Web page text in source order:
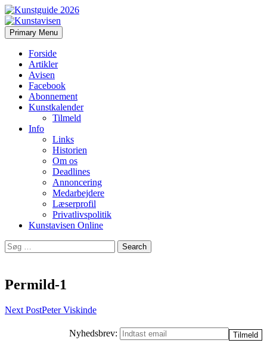
Kunstavisen
Search
Primary Menu Skip
to
Forside
Artikler
Avisen
Facebook
Abonnement
Kunstkalender
Tilmeld
Info
Links
Historien
Om os
Deadlines
Annoncering
Medarbejdere
Læserprofil
Privatlivspolitik
Kunstavisen Online
Search
for:
Permild-1
Post
Next PostPeter Viskinde
Nyhedsbrev: